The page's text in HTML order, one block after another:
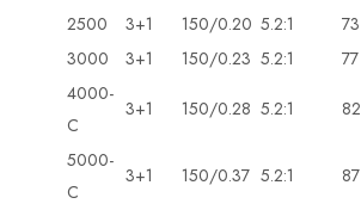
2500 3+1 150/0.20 5.2:1 73
3000
3+1 150/0.23 5.2:1 77
4000-
C
3+1 150/0.28 5.2:1 82
5000-
C
3+1 150/0.37 5.2:1 87